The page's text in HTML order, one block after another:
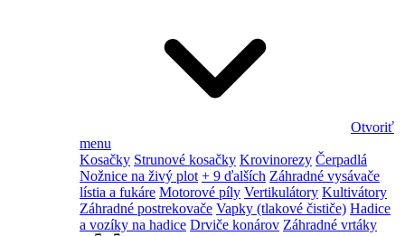
Otvoriť
menu
Kosačky Strunové kosačky Krovinorezy Čerpadlá
Nožnice na živý plot + 9 ďalších Záhradné vysávače
lístia a fukáre Motorové píly Vertikulátory Kultivátory
Záhradné postrekovače Vapky (tlakové čističe) Hadice
a vozíky na hadice Drviče konárov Záhradné vrtáky